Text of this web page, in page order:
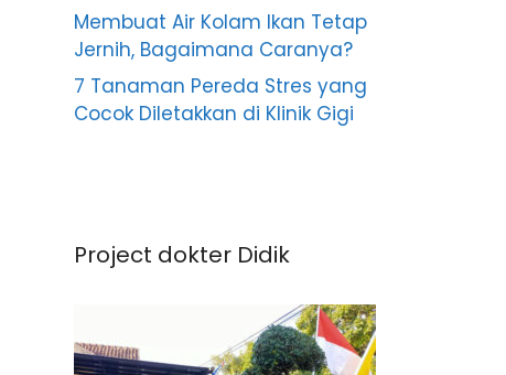
Membuat Air Kolam Ikan Tetap
Jernih, Bagaimana Caranya?
7 Tanaman Pereda Stres yang
Cocok Diletakkan di Klinik Gigi
Project dokter Didik